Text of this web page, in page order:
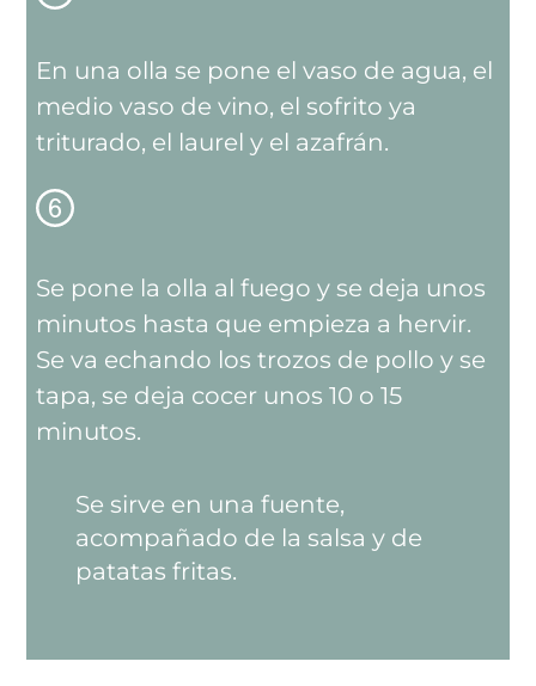
En una olla se pone el vaso de agua, el
medio vaso de vino, el sofrito ya
triturado, el laurel y el azafrán.
Se pone la olla al fuego y se deja unos
minutos hasta que empieza a hervir.
Se va echando los trozos de pollo y se
tapa, se deja cocer unos 10 o 15
minutos.
Se sirve en una fuente,
acompañado de la salsa y de
patatas fritas.